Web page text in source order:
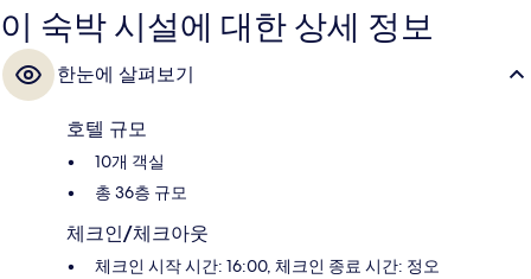
이 숙박 시설에 대한 상세 정보
한눈에 살펴보기
호텔 규모
10개 객실
총 36층 규모
체크인/체크아웃
체크인 시작 시간: 16:00, 체크인 종료 시간: 정오